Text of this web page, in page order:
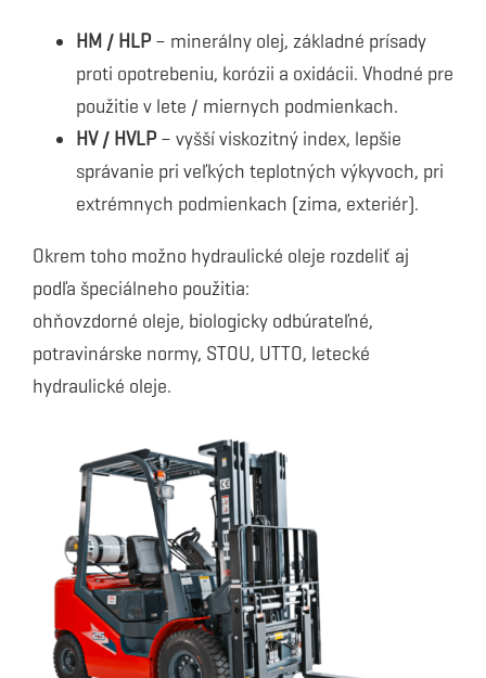
HM / HLP – minerálny olej, základné prísady
proti opotrebeniu, korózii a oxidácii. Vhodné pre
použitie v lete / miernych podmienkach.
HV / HVLP – vyšší viskozitný index, lepšie
správanie pri veľkých teplotných výkyvoch, pri
extrémnych podmienkach (zima, exteriér).
Okrem toho možno hydraulické oleje rozdeliť aj
podľa špeciálneho použitia:
ohňovzdorné oleje, biologicky odbúrateľné,
potravinárske normy, STOU, UTTO, letecké
hydraulické oleje.